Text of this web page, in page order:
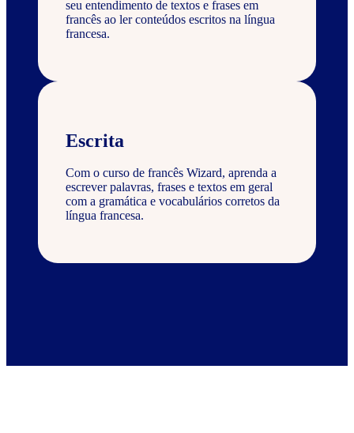
seu entendimento de textos e frases em
francês ao ler conteúdos escritos na língua
francesa.
Escrita
Com o curso de francês Wizard, aprenda a
escrever palavras, frases e textos em geral
com a gramática e vocabulários corretos da
língua francesa.